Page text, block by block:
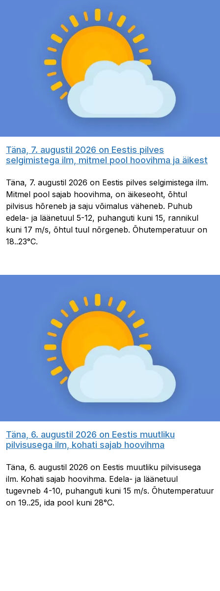
Täna, 7. augustil 2026 on Eestis pilves
selgimistega ilm, mitmel pool hoovihma ja äikest
Täna, 7. augustil 2026 on Eestis pilves selgimistega ilm.
Mitmel pool sajab hoovihma, on äikeseoht, õhtul
pilvisus hõreneb ja saju võimalus väheneb. Puhub
edela- ja läänetuul 5-12, puhanguti kuni 15, rannikul
kuni 17 m/s, õhtul tuul nõrgeneb. Õhutemperatuur on
18..23°C.
Täna, 6. augustil 2026 on Eestis muutliku
pilvisusega ilm, kohati sajab hoovihma
Täna, 6. augustil 2026 on Eestis muutliku pilvisusega
ilm. Kohati sajab hoovihma. Edela- ja läänetuul
tugevneb 4-10, puhanguti kuni 15 m/s. Õhutemperatuur
on 19..25, ida pool kuni 28°C.